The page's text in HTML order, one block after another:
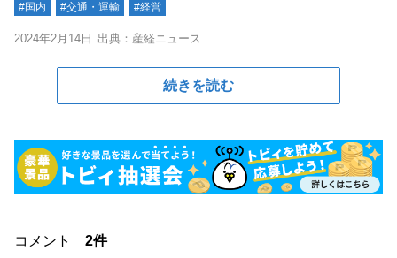
#国内 #交通・運輸 #経営
2024年2月14日 出典：産経ニュース
続きを読む
コメント 2件